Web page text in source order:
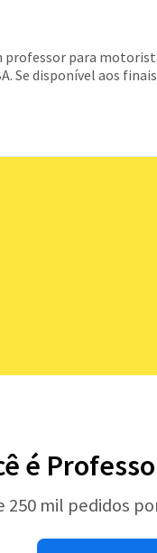
professor para
Se disponível aos
é
250 mil pedidos